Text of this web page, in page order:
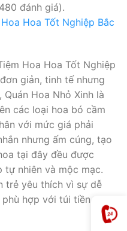
đánh giá).
Hoa Hoa Tốt Nghiệp
giản, tinh tế nhưng
Hoa Nhỏ Xinh là
các loại hoa bó cầm
với mức giá phải
nhưng ấm cúng, tạo
tại đây đều được
tự nhiên và mộc mạc.
trẻ yêu thích vì sự dễ
hợp với túi tiền sinh